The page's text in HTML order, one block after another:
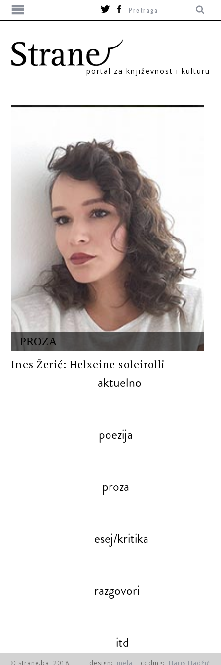
portal za književnost i kulturu
PROZA
Ines Žerić: Helxeine soleirolli
aktuelno
poezija
proza
esej/kritika
razgovori
itd
© strane.ba, 2018. design: mela coding: Haris Hadžić